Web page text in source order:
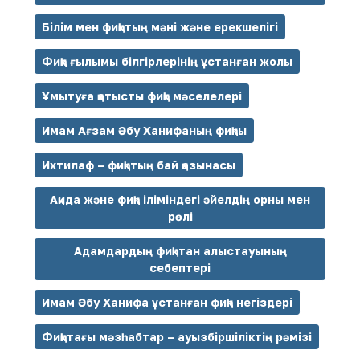
Білім мен фиқһтың мәні және ерекшелігі
Фиқһ ғылымы білгірлерінің ұстанған жолы
Ұмытуға қатысты фиқһ мәселелері
Имам Ағзам Әбу Ханифаның фиқһы
Ихтилаф – фиқһтың бай қазынасы
Ақида және фиқһ іліміндегі әйелдің орны мен
рөлі
Адамдардың фиқһтан алыстауының
себептері
Имам Әбу Ханифа ұстанған фиқһ негіздері
Фиқһтағы мәзһабтар – ауызбіршіліктің рәмізі